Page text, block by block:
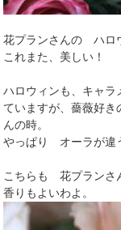
花プランさんの ハロ
これまた、美しい！
ハロウィンも、キャ
ていますが、薔薇好き
んの時。
やっぱり オーラが違
こちらも 花プランさ
香りもよいわよ。